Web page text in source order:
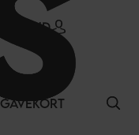
LOG IND
GAVEKORT